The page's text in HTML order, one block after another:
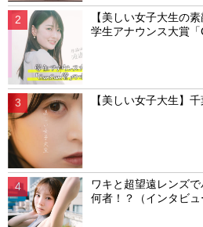
【美しい女子大生の
学生アナウンス大賞
【美しい女子大生】
ワキと超望遠レンズ
何者！？（インタビュ